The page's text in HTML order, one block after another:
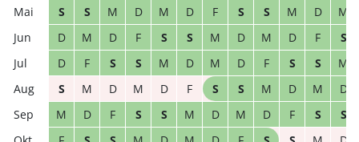
S
S M D M D F S S M D
M
D
M D F S S M D M D F
S
D
F S S M D M D F S S
M
S
M D M D F S S M D M
D
M
D F S S M D M D F S
S